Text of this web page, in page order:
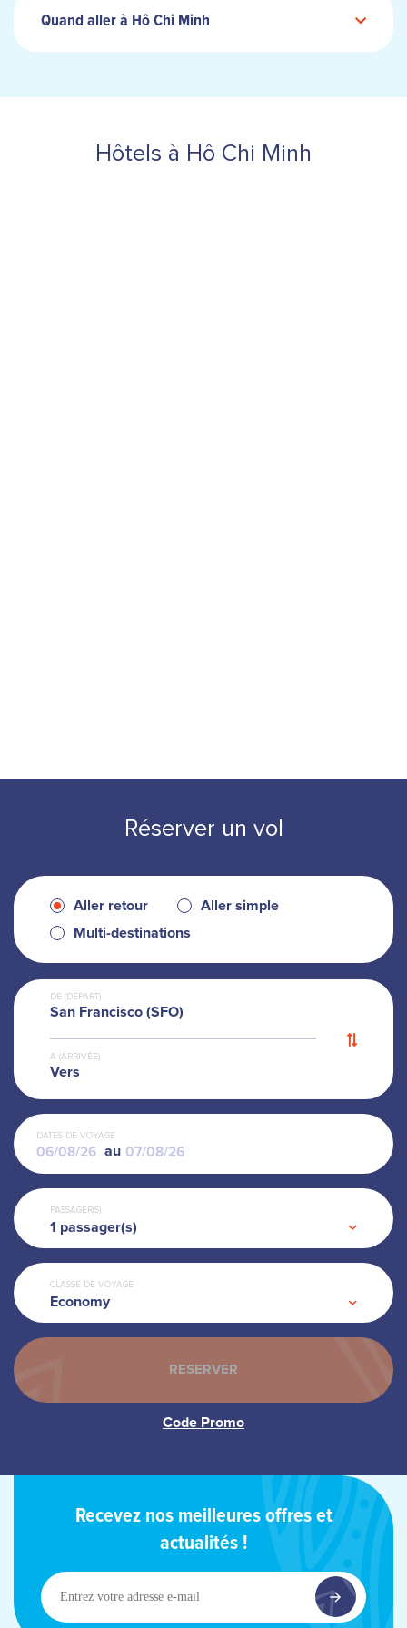
Quand aller à Hô Chi Minh
Hôtels à Hô Chi Minh
Réserver un vol
Aller retour
Aller simple
Multi-destinations
DE (DÉPART)
San Francisco (SFO)
A (ARRIVÉE)
Vers
DATES DE VOYAGE
au
PASSAGER(S)
1 passager(s)
CLASSE DE VOYAGE
Economy
Recevez nos meilleures offres et
actualités !
Entrez
votre